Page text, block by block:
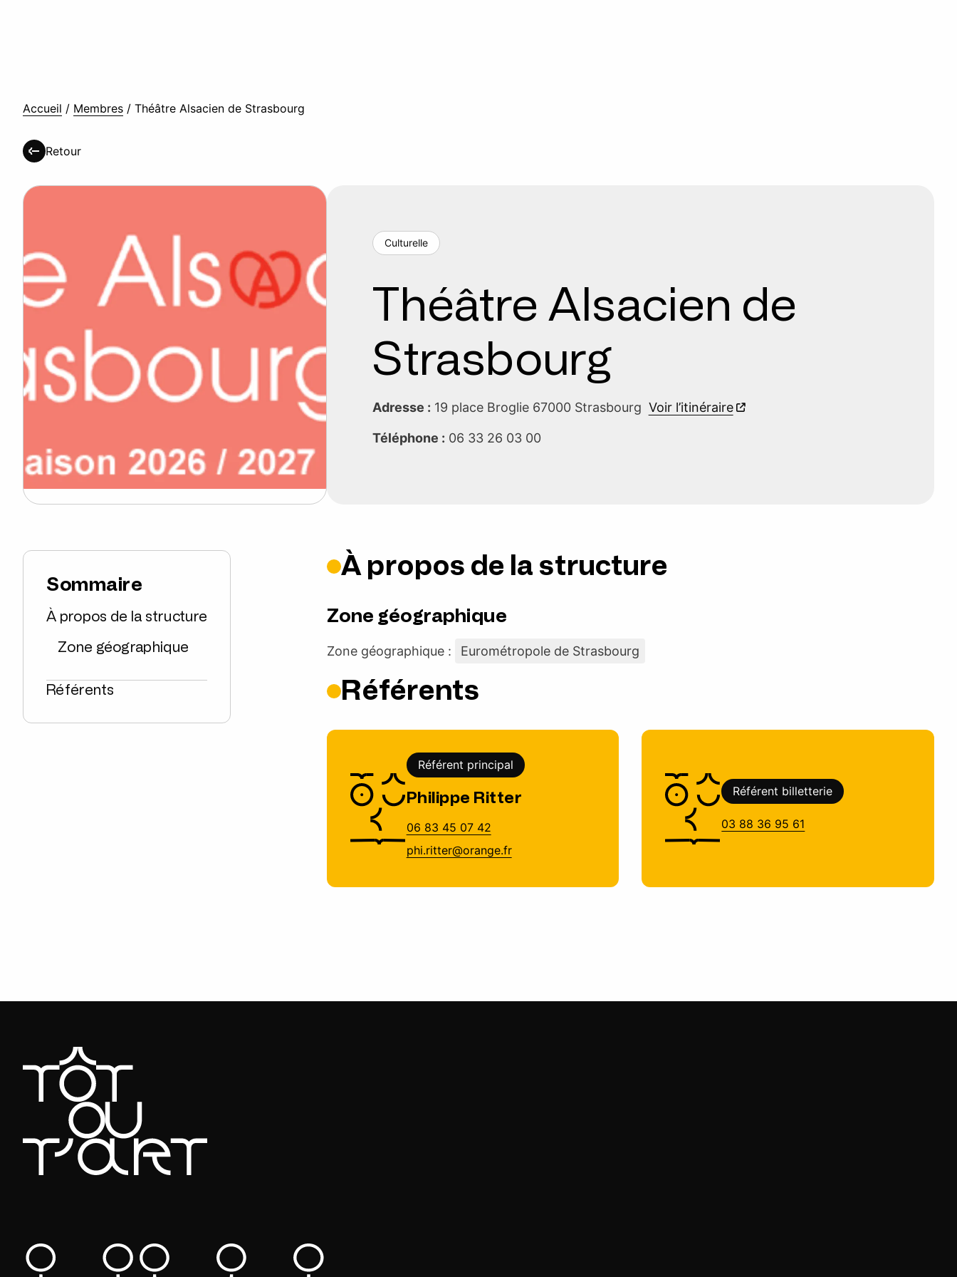
Accueil / Membres / Théâtre Alsacien de Strasbourg
Retour
Culturelle
Théâtre Alsacien de
Strasbourg
Adresse : 19 place Broglie 67000 Strasbourg Voir l’itinéraire
Téléphone : 06 33 26 03 00
Sommaire
À propos de la structure
Zone géographique
Référents
À propos de la structure
Zone géographique
Zone géographique : Eurométropole de Strasbourg
Référents
Référent principal
Philippe Ritter
06 83 45 07 42
phi.ritter@orange.fr
Référent billetterie
03 88 36 95 61